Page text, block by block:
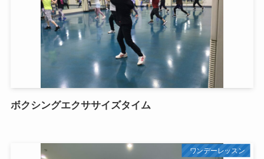
ボクシングエクササイズタイム
ワンデーレッスン